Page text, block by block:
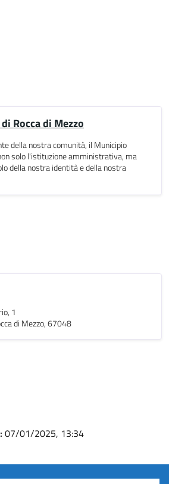
Rocca di Mezzo
della nostra comunità, il Municipio
solo l'istituzione amministrativa, ma
della nostra identità e della nostra
1
di Mezzo, 67048
07/01/2025, 13:34